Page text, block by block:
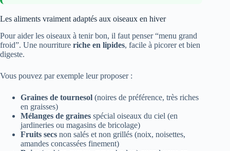
Les aliments vraiment adaptés aux oiseaux en hiver
Pour aider les oiseaux à tenir bon, il faut penser “menu grand
froid”. Une nourriture riche en lipides, facile à picorer et bien
digeste.
Vous pouvez par exemple leur proposer :
Graines de tournesol (noires de préférence, très riches
en graisses)
Mélanges de graines spécial oiseaux du ciel (en
jardineries ou magasins de bricolage)
Fruits secs non salés et non grillés (noix, noisettes,
amandes concassées finement)